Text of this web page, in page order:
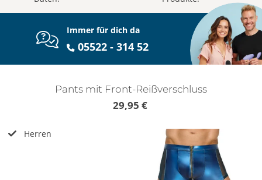
Immer für dich da
05522 - 314 52
Pants mit Front-Reißverschluss
29,95 €
Herren